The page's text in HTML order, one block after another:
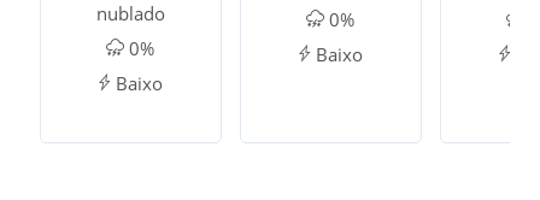
nublado
0%
Baixo
0%
Baixo